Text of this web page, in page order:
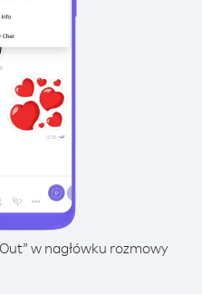
w nagłówku rozmowy